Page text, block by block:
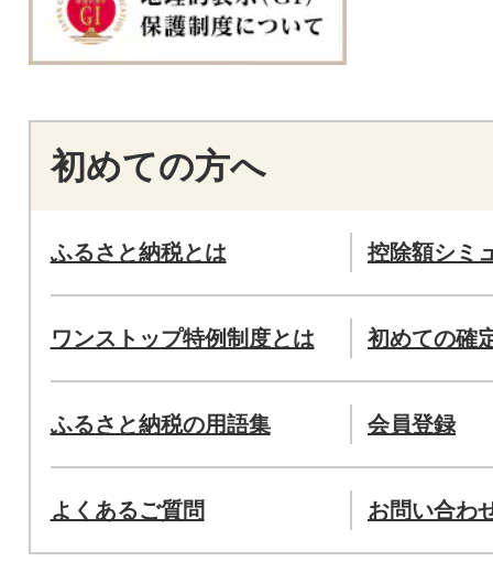
初めての方へ
ふるさと納税とは 控除額シミ
ワンストップ特例制度とは 初めての確
ふるさと納税の用語集 会員登録
よくあるご質問 お問い合わ